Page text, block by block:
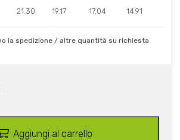
21.30 19.17 17.04 14.91
la spedizione / altre quantità su richiesta
Aggiungi al carrello